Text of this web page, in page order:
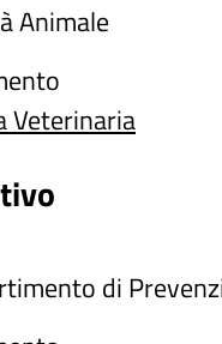
Animale
Veterinaria
di